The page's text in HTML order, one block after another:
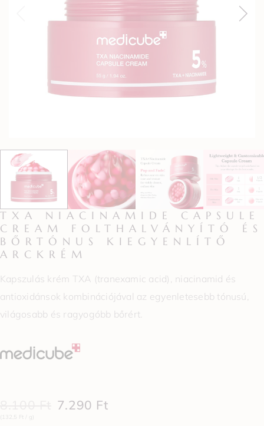
TXA NIACINAMIDE CAPSULE
CREAM FOLTHALVÁNYÍTÓ ÉS
BŐRTÓNUS KIEGYENLÍTŐ
ARCKRÉM
Kapszulás krém TXA (tranexamic acid), niacinamid és
antioxidánsok kombinációjával az egyenletesebb tónusú,
világosabb és ragyogóbb bőrért.
7.290 Ft
(132,5 Ft / g)